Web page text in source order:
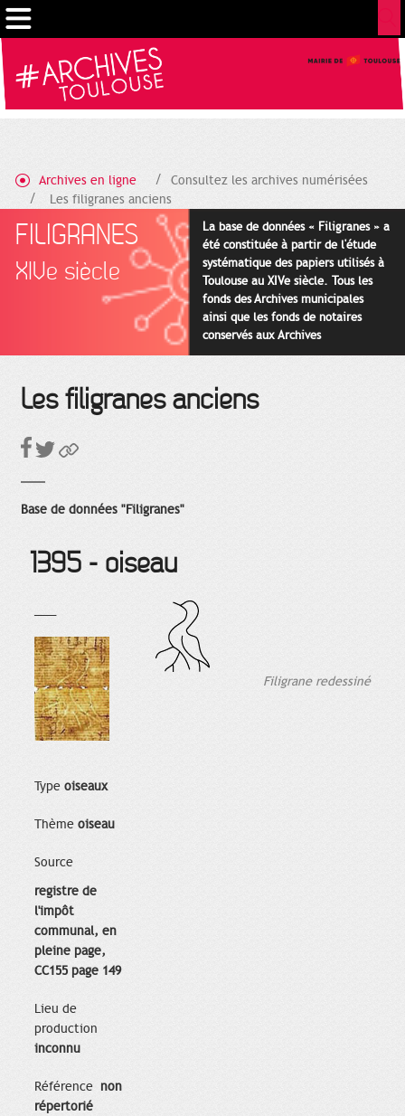
Archives en ligne
Consultez les archives numérisées
Les filigranes anciens
FILIGRANES
XIVe siècle
La base de données « Filigranes » a
été constituée à partir de l'étude
systématique des papiers utilisés à
Toulouse au XIVe siècle. Tous les
fonds des Archives municipales
ainsi que les fonds de notaires
conservés aux Archives
départementales pour cette
Les filigranes anciens
Base de données "Filigranes"
1395 - oiseau
Type oiseaux
Thème oiseau
Source
registre de
l'impôt
communal, en
pleine page,
CC155 page 149
Lieu de
production
inconnu
Référence non
répertorié
Filigrane redessiné
Gestion de vos préférences sur les cookies